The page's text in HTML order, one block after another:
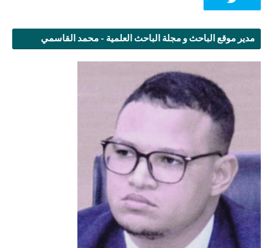
مدير موقع الباحث و مجلة الباحث العلمية - محمد القاسمي